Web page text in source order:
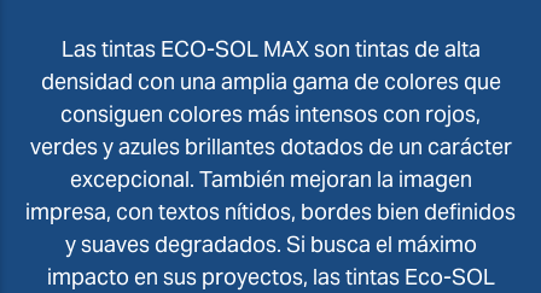
Las tintas ECO-SOL MAX son tintas de alta
densidad con una amplia gama de colores que
consiguen colores más intensos con rojos,
verdes y azules brillantes dotados de un carácter
excepcional. También mejoran la imagen
impresa, con textos nítidos, bordes bien definidos
y suaves degradados. Si busca el máximo
impacto en sus proyectos, las tintas Eco-SOL